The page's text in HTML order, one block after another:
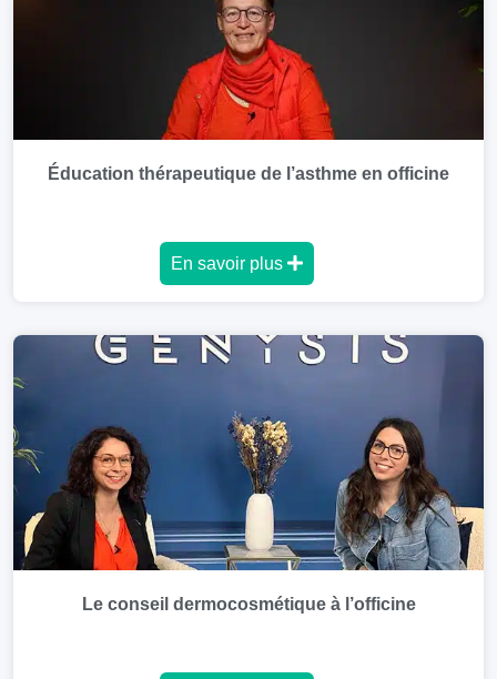
Éducation thérapeutique de l’asthme en officine
En savoir plus
Le conseil dermocosmétique à l’officine